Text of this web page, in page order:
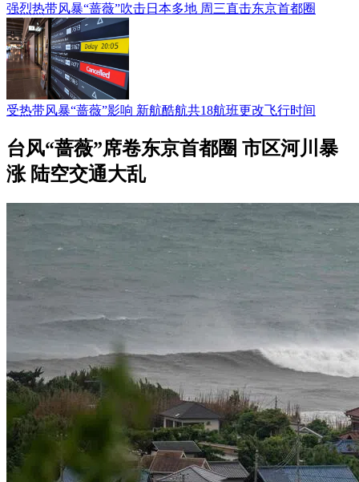
强烈热带风暴“蔷薇”吹击日本多地 周三直击东京首都圈
受热带风暴“蔷薇”影响 新航酷航共18航班更改飞行时间
台风“蔷薇”席卷东京首都圈 市区河川暴
涨 陆空交通大乱